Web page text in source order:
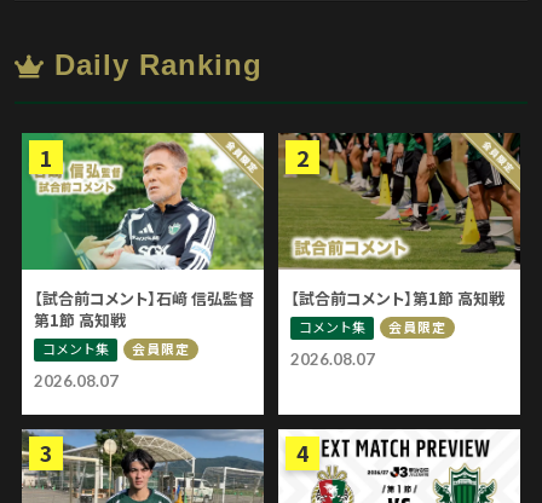
Daily Ranking
2026.08.07
【試合前コメント】石﨑 信弘監督
第1節 高知戦
コメント集 会員限定
2026.08.07
【試合前コメント】第1節 高知戦
コメント集 会員限定